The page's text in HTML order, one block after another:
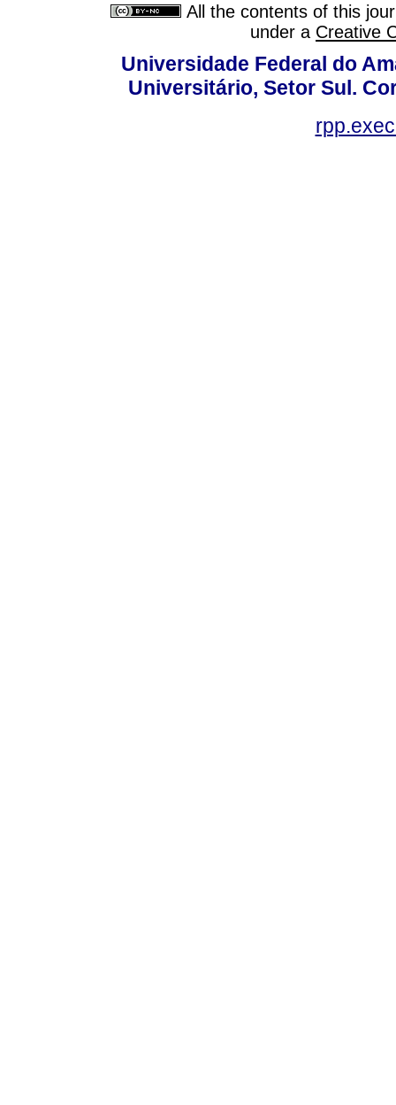
All the contents of this
under a Creative
Universidade Federal do
Universitário, Setor Sul.